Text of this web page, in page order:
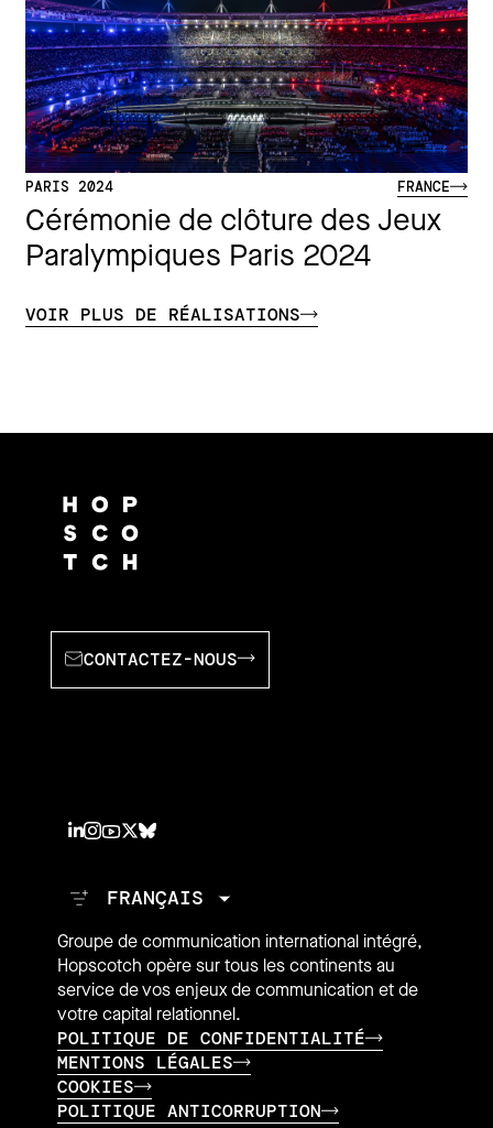
PARIS 2024 FRANCE
Cérémonie de clôture des Jeux
Paralympiques Paris 2024
VOIR PLUS DE RÉALISATIONS
CONTACTEZ-NOUS
Groupe de communication international intégré,
Hopscotch opère sur tous les continents au
service de vos enjeux de communication et de
votre capital relationnel.
POLITIQUE DE CONFIDENTIALITÉ
MENTIONS LÉGALES
COOKIES
POLITIQUE ANTICORRUPTION